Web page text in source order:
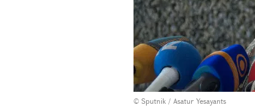
© Sputnik / Asatur Yesayants